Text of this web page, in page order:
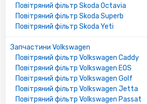
Повітряний фільтр Skoda Octavia
Повітряний фільтр Skoda Superb
Повітряний фільтр Skoda Yeti
Запчастини Volkswagen
Повітряний фільтр Volkswagen Caddy
Повітряний фільтр Volkswagen EOS
Повітряний фільтр Volkswagen Golf
Повітряний фільтр Volkswagen Jetta
Повітряний фільтр Volkswagen Passat